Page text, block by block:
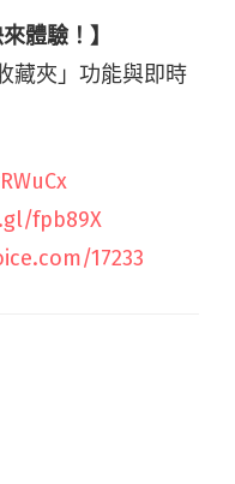
體驗！】
藏夾」功能與即時
fpb89X
17233